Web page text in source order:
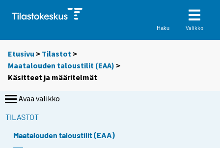
Haku Valikko
Etusivu > Tilastot >
Maatalouden taloustilit (EAA) >
Käsitteet ja määritelmät
Avaa valikko
TILASTOT
Maatalouden taloustilit (EAA)